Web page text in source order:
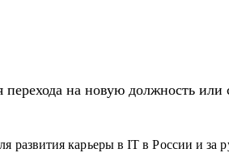
перехода на новую должность
развития карьеры в IT в России и за